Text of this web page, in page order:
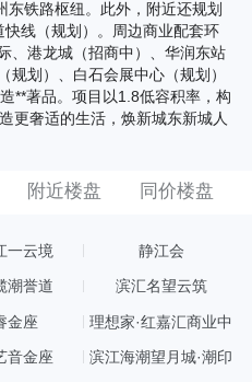
东铁路枢纽。此外，附近还规划
线（规划）。周边商业配套环
、港龙城（招商中）、华润东站
划）、白石会展中心（规划）
**著品。项目以1.8低容积率，构
更奢适的生活，焕新城东新城人
附近楼盘 同价楼盘
一云境 静江会
潮誉道 滨汇名望云筑
金座
理想家·红嘉汇商业中
音金座 滨江海潮望月城·潮印